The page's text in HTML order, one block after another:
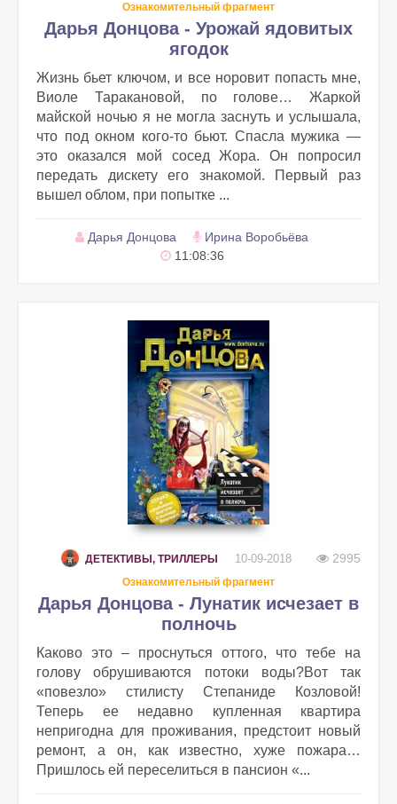
Ознакомительный фрагмент
Дарья Донцова - Урожай ядовитых
ягодок
Жизнь бьет ключом, и все норовит попасть мне,
Виоле Таракановой, по голове… Жаркой
майской ночью я не могла заснуть и услышала,
что под окном кого-то бьют. Спасла мужика —
это оказался мой сосед Жора. Он попросил
передать дискету его знакомой. Первый раз
вышел облом, при попытке ...
Дарья Донцова
Ирина Воробьёва
11:08:36
ДЕТЕКТИВЫ, ТРИЛЛЕРЫ 10-09-2018 2995
Ознакомительный фрагмент
Дарья Донцова - Лунатик исчезает в
полночь
Каково это – проснуться оттого, что тебе на
голову обрушиваются потоки воды?Вот так
«повезло» стилисту Степаниде Козловой!
Теперь ее недавно купленная квартира
непригодна для проживания, предстоит новый
ремонт, а он, как известно, хуже пожара…
Пришлось ей переселиться в пансион «...